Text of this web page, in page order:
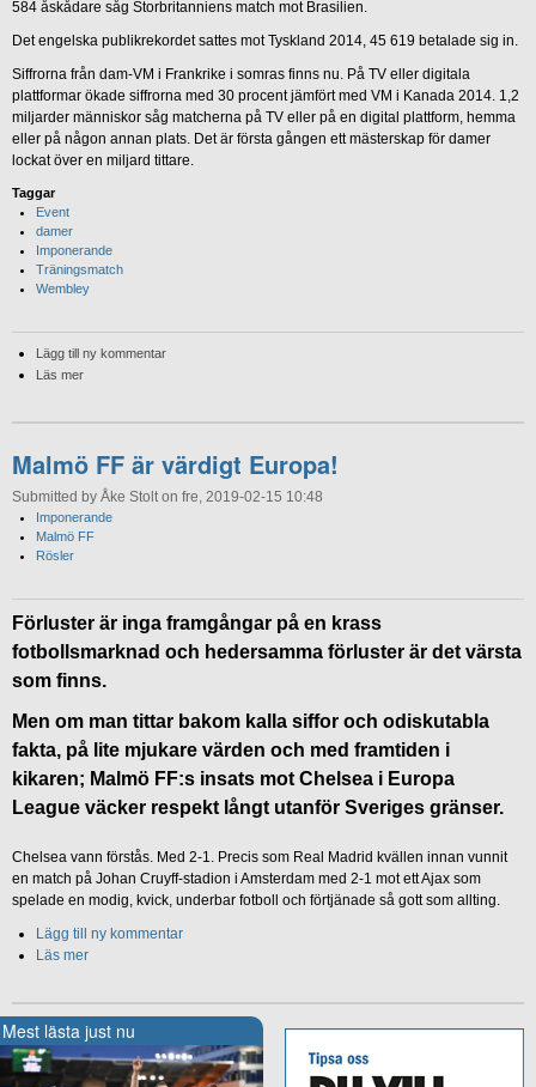
584 åskådare såg Storbritanniens match mot Brasilien.
Det engelska publikrekordet sattes mot Tyskland 2014, 45 619 betalade sig in.
Siffrorna från dam-VM i Frankrike i somras finns nu. På TV eller digitala
plattformar ökade siffrorna med 30 procent jämfört med VM i Kanada 2014. 1,2
miljarder människor såg matcherna på TV eller på en digital plattform, hemma
eller på någon annan plats. Det är första gången ett mästerskap för damer
lockat över en miljard tittare.
Taggar
Event
damer
Imponerande
Träningsmatch
Wembley
Lägg till ny kommentar
Läs mer
Malmö FF är värdigt Europa!
Submitted by Åke Stolt on fre, 2019-02-15 10:48
Imponerande
Malmö FF
Rösler
Förluster är inga framgångar på en krass
fotbollsmarknad och hedersamma förluster är det värsta
som finns.
Men om man tittar bakom kalla siffor och odiskutabla
fakta, på lite mjukare värden och med framtiden i
kikaren; Malmö FF:s insats mot Chelsea i Europa
League väcker respekt långt utanför Sveriges gränser.
Chelsea vann förstås. Med 2-1. Precis som Real Madrid kvällen innan vunnit
en match på Johan Cruyff-stadion i Amsterdam med 2-1 mot ett Ajax som
spelade en modig, kvick, underbar fotboll och förtjänade så gott som allting.
Lägg till ny kommentar
Läs mer
Mest lästa just nu